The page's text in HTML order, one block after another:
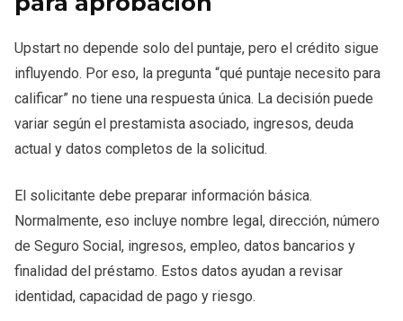
Upstart no depende solo del puntaje, pero el crédito sigue
influyendo. Por eso, la pregunta “qué puntaje necesito para
calificar” no tiene una respuesta única. La decisión puede
variar según el prestamista asociado, ingresos, deuda
actual y datos completos de la solicitud.
El solicitante debe preparar información básica.
Normalmente, eso incluye nombre legal, dirección, número
de Seguro Social, ingresos, empleo, datos bancarios y
finalidad del préstamo. Estos datos ayudan a revisar
identidad, capacidad de pago y riesgo.